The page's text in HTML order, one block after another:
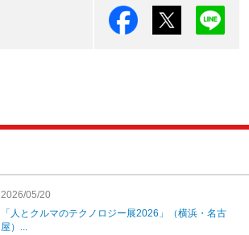
2026/05/20
「人とクルマのテクノロジー展2026」（横浜・名古
屋）...